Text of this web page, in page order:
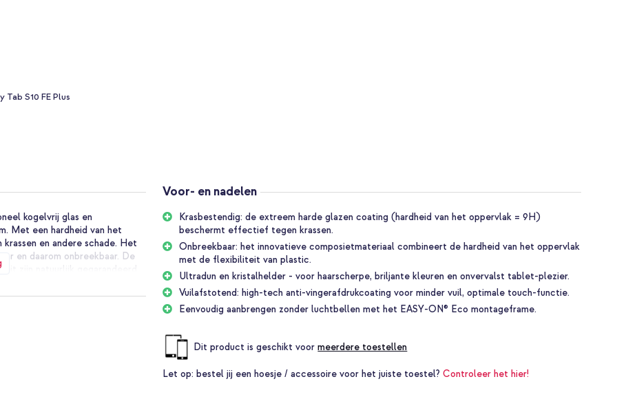
S10 FE Plus
kogelvrij glas en
Met een hardheid van het
en andere schade. Het
en daarom onbreekbaar. De
zijn natuurlijk gegarandeerd.
de tabletdisplay-omtrekken
gebruikt kunnen worden met
beveiligd door een
tech plasmacoating. De
Voor- en nadelen
Krasbestendig: de extreem harde glazen coating (hardheid van het oppervlak = 9H)
beschermt effectief tegen krassen.
Onbreekbaar: het innovatieve composietmateriaal combineert de hardheid van het oppervlak
met de flexibiliteit van plastic.
Ultradun en kristalhelder - voor haarscherpe, briljante kleuren en onvervalst tablet-plezier.
Vuilafstotend: high-tech anti-vingerafdrukcoating voor minder vuil, optimale touch-functie.
Eenvoudig aanbrengen zonder luchtbellen met het EASY-ON® Eco montageframe.
Dit product is geschikt voormeerdere toestellen
Let op: bestel jij een hoesje / accessoire voor het juiste toestel?Controleer het hier!